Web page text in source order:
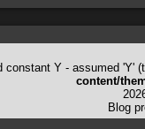
constant Y - assumed 'Y'
content/
Blog